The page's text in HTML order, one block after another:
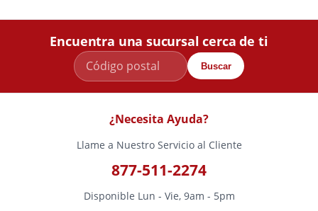
Encuentra una sucursal cerca de ti
Buscar
¿Necesita Ayuda?
Llame a Nuestro Servicio al Cliente
877-511-2274
Disponible Lun - Vie, 9am - 5pm